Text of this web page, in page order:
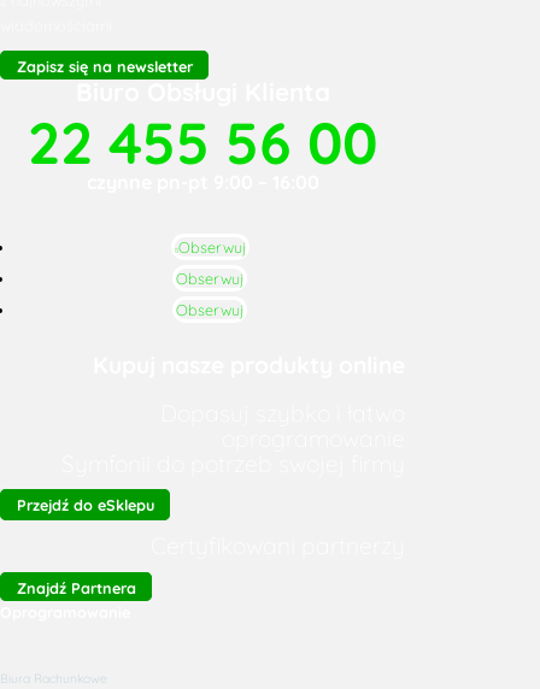
Zapisz się na newsletter
22 455 56 00
Obserwuj
Obserwuj
Obserwuj
Przejdź do eSklepu
Znajdź Partnera
Biura Rachunkowe